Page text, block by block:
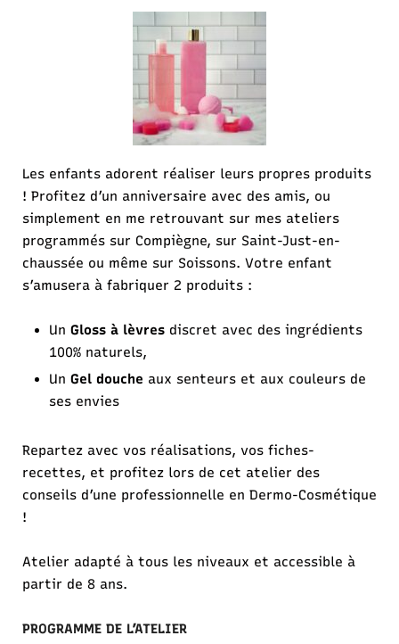
Les enfants adorent réaliser leurs propres produits
! Profitez d’un anniversaire avec des amis, ou
simplement en me retrouvant sur mes ateliers
programmés sur Compiègne, sur Saint-Just-en-
chaussée ou même sur Soissons. Votre enfant
s’amusera à fabriquer 2 produits :
Un Gloss à lèvres discret avec des ingrédients
100% naturels,
Un Gel douche aux senteurs et aux couleurs de
ses envies
Repartez avec vos réalisations, vos fiches-
recettes, et profitez lors de cet atelier des
conseils d’une professionnelle en Dermo-Cosmétique
!
Atelier adapté à tous les niveaux et accessible à
partir de 8 ans.
PROGRAMME DE L’ATELIER